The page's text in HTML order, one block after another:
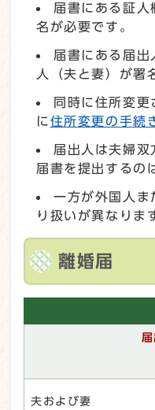
届書にある証
名が必要です。
届書にある届出
人（夫と妻）が署
同時に住所変更
に 住所変更の手続
届出人は夫婦双
届書を提出するの
一方が外国人ま
り扱いが異なりま
離婚届
届
夫および妻